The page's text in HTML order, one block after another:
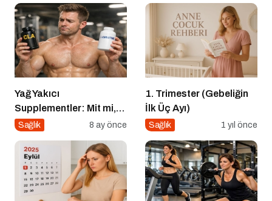
Yağ Yakıcı
Supplementler: Mit mi,
Gerçek mi?
Sağlık 8 ay önce
1. Trimester (Gebeliğin
İlk Üç Ayı)
Sağlık 1 yıl önce